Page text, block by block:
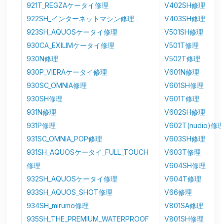
921T_REGZAケータイ修理
922SH_インターネットマシン修理
923SH_AQUOSケータイ修理
930CA_EXILIMケータイ修理
930N修理
930P_VIERAケータイ修理
930SC_OMNIA修理
930SH修理
931N修理
931P修理
931SC_OMNIA_POP修理
931SH_AQUOSケータイ_FULL_TOUCH
修理
932SH_AQUOSケータイ修理
933SH_AQUOS_SHOT修理
934SH_mirumo修理
935SH_THE_PREMIUM_WATERPROOF
V402SH修理
V403SH修理
V501SH修理
V501T修理
V502T修理
V601N修理
V601SH修理
V601T修理
V602SH修理
V602T(nudio)修
V603SH修理
V603T修理
V604SH修理
V604T修理
V66修理
V801SA修理
V801SH修理